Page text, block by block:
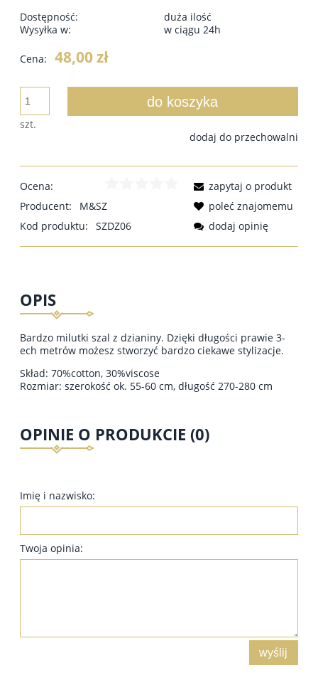
Dostępność:
duża ilość
Wysyłka w:
w ciągu 24h
Cena: 48,00 zł
szt.
do koszyka
dodaj do przechowalni
Ocena:
Producent:
M&SZ
Kod produktu:
SZDZ06
zapytaj o produkt
poleć znajomemu
dodaj opinię
OPIS
Bardzo milutki szal z dzianiny. Dzięki długości prawie 3-
ech metrów możesz stworzyć bardzo ciekawe stylizacje.
Skład: 70%cotton, 30%viscose
Rozmiar: szerokość ok. 55-60 cm, długość 270-280 cm
OPINIE O PRODUKCIE (0)
Imię i nazwisko:
Twoja opinia:
wyślij